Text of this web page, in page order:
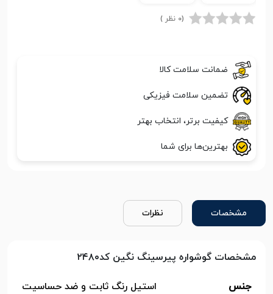
(0 نظر )
ضمانت سلامت کالا
تضمین سلامت فیزیکی
کیفیت برتر، انتخاب بهتر
بهترین‌ها برای شما
مشخصات نظرات
مشخصات گوشواره پیرسینگ نگین کد۲۴۸۰
جنس
استیل رنگ ثابت و ضد حساسیت